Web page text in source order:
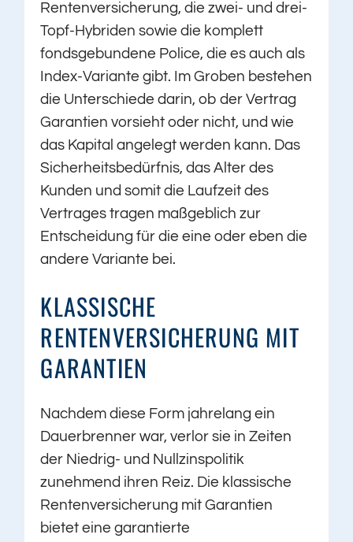
Rentenversicherung, die zwei- und drei-
Topf-Hybriden sowie die komplett
fondsgebundene Police, die es auch als
Index-Variante gibt. Im Groben bestehen
die Unterschiede darin, ob der Vertrag
Garantien vorsieht oder nicht, und wie
das Kapital angelegt werden kann. Das
Sicherheitsbedürfnis, das Alter des
Kunden und somit die Laufzeit des
Vertrages tragen maßgeblich zur
Entscheidung für die eine oder eben die
andere Variante bei.
KLASSISCHE
RENTENVERSICHERUNG MIT
GARANTIEN
Nachdem diese Form jahrelang ein
Dauerbrenner war, verlor sie in Zeiten
der Niedrig- und Nullzinspolitik
zunehmend ihren Reiz. Die klassische
Rentenversicherung mit Garantien
bietet eine garantierte